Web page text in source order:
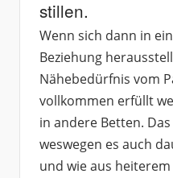
stillen.
Wenn sich dann in
Beziehung
Nähebedürfnis vom
vollkommen erfüllt
in andere Betten.
weswegen es auch
und wie aus